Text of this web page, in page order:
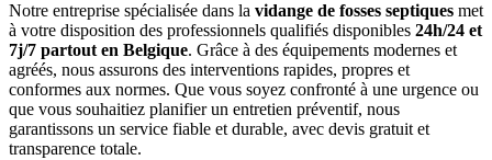
Notre entreprise spécialisée dans la vidange de fosses septiques met
à votre disposition des professionnels qualifiés disponibles 24h/24 et
7j/7 partout en Belgique. Grâce à des équipements modernes et
agréés, nous assurons des interventions rapides, propres et
conformes aux normes. Que vous soyez confronté à une urgence ou
que vous souhaitiez planifier un entretien préventif, nous
garantissons un service fiable et durable, avec devis gratuit et
transparence totale.